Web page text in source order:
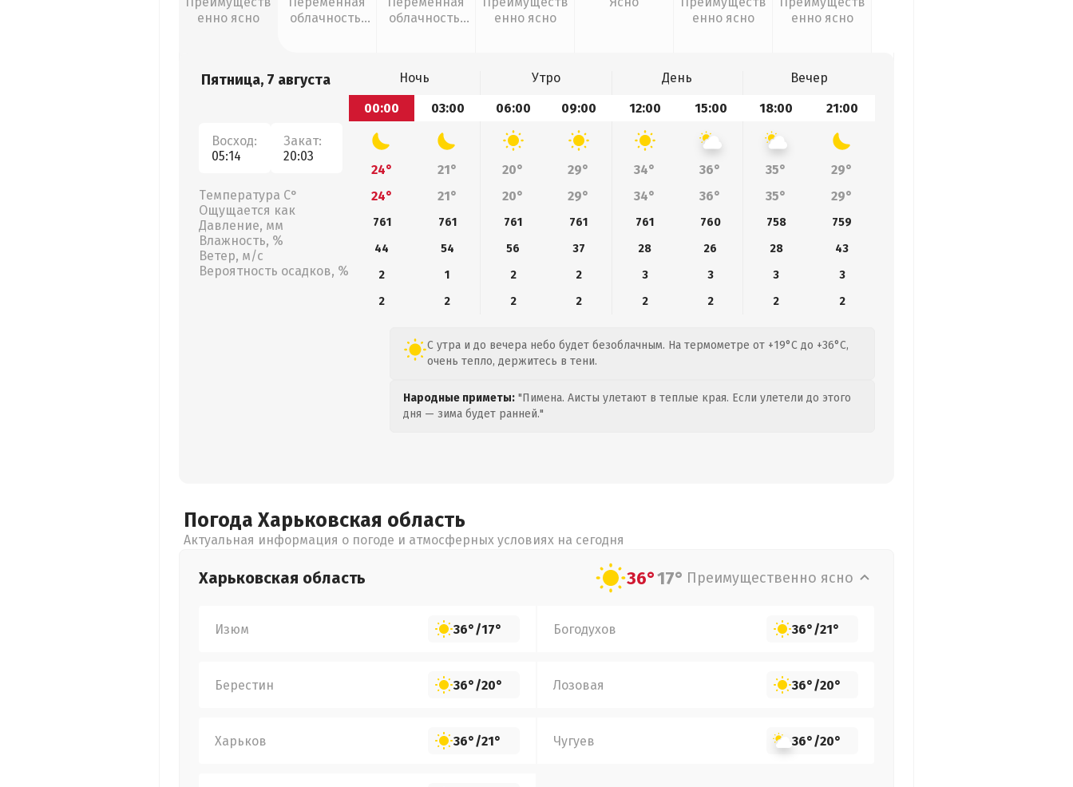
енно ясно
облачность,
облачность,
енно ясно
енно ясно
енно ясно
Пятница, 7 августа
Восход:
05:14
Закат:
20:03
Температура С°
Ощущается как
Давление, мм
Влажность, %
Ветер, м/с
Вероятность осадков, %
Ночь Утро День
Вечер
00:00
03:00 06:00 09:00 12:00 15:00 18:00 21:00
24° 21° 20° 29° 34° 36° 35°
29°
24°
21° 20° 29° 34° 36° 35° 29°
761 761 761 761 761 760 758
759
44
54 56 37 28 26 28
43
2
1 2 2 3 3 3
3
2
2 2 2 2 2 2 2
С утра и до вечера небо будет безоблачным. На термометре от +19°C до +36°C,
очень тепло, держитесь в тени.
Народные приметы: "Пимена. Аисты улетают в теплые края. Если улетели до этого
дня — зима будет ранней."
Погода Харьковская область
Актуальная информация о погоде и атмосферных условиях на сегодня
Харьковская область 36°17° Преимущественно ясно
Изюм 36°/17° Богодухов 36°/21°
Берестин 36°/20° Лозовая 36°/20°
Харьков 36°/21° Чугуев 36°/20°